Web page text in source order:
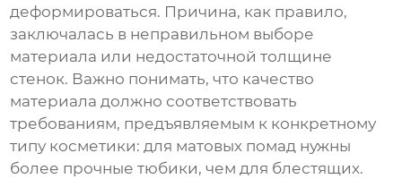
деформироваться. Причина, как правило,
заключалась в неправильном выборе
материала или недостаточной толщине
стенок. Важно понимать, что качество
материала должно соответствовать
требованиям, предъявляемым к конкретному
типу косметики: для матовых помад нужны
более прочные тюбики, чем для блестящих.